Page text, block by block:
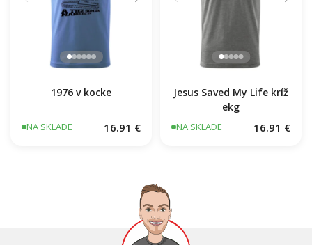
1976 v kocke
Jesus Saved My Life kríž